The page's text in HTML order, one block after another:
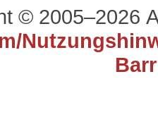
© 2005–2026